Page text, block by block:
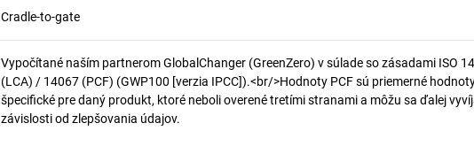
Cradle-to-gate
Vypočítané naším partnerom GlobalChanger (GreenZero) v súlade so zásadami ISO
(LCA) / 14067 (PCF) (GWP100 [verzia IPCC]).<br/>Hodnoty PCF sú priemerné
špecifické pre daný produkt, ktoré neboli overené tretími stranami a môžu sa ďalej
závislosti od zlepšovania údajov.